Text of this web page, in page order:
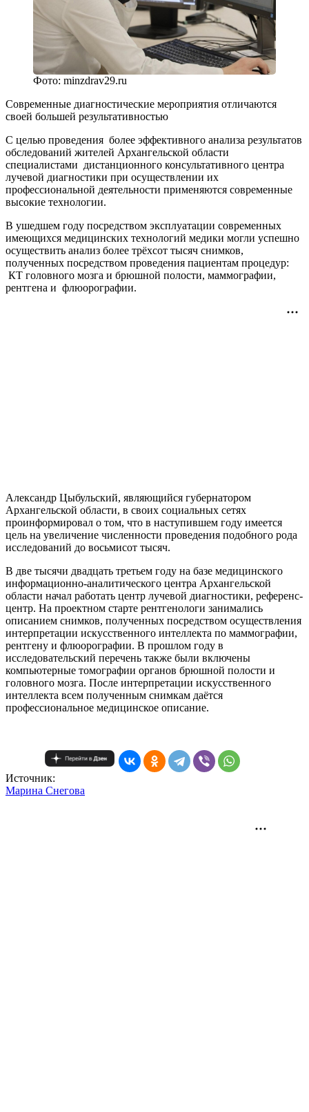
Фото: minzdrav29.ru
Современные диагностические мероприятия отличаются
своей большей результативностью
С целью проведения более эффективного анализа результатов
обследований жителей Архангельской области
специалистами дистанционного консультативного центра
лучевой диагностики при осуществлении их
профессиональной деятельности применяются современные
высокие технологии.
В ушедшем году посредством эксплуатации современных
имеющихся медицинских технологий медики могли успешно
осуществить анализ более трёхсот тысяч снимков,
полученных посредством проведения пациентам процедур:
КТ головного мозга и брюшной полости, маммографии,
рентгена и флюорографии.
Александр Цыбульский, являющийся губернатором
Архангельской области, в своих социальных сетях
проинформировал о том, что в наступившем году имеется
цель на увеличение численности проведения подобного рода
исследований до восьмисот тысяч.
В две тысячи двадцать третьем году на базе медицинского
информационно-аналитического центра Архангельской
области начал работать центр лучевой диагностики, референс-
центр. На проектном старте рентгенологи занимались
описанием снимков, полученных посредством осуществления
интерпретации искусственного интеллекта по маммографии,
рентгену и флюорографии. В прошлом году в
исследовательский перечень также были включены
компьютерные томографии органов брюшной полости и
головного мозга. После интерпретации искусственного
интеллекта всем полученным снимкам даётся
профессиональное медицинское описание.
Источник:
Mарина Снегова